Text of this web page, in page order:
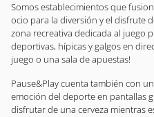
Somos establecimientos que
ocio para la diversión y el disfrute
zona recreativa dedicada al juego
deportivas, hípicas y galgos en
juego o una sala de apuestas!
Pause&Play cuenta también con
emoción del deporte en pantallas
disfrutar de una cerveza mientras